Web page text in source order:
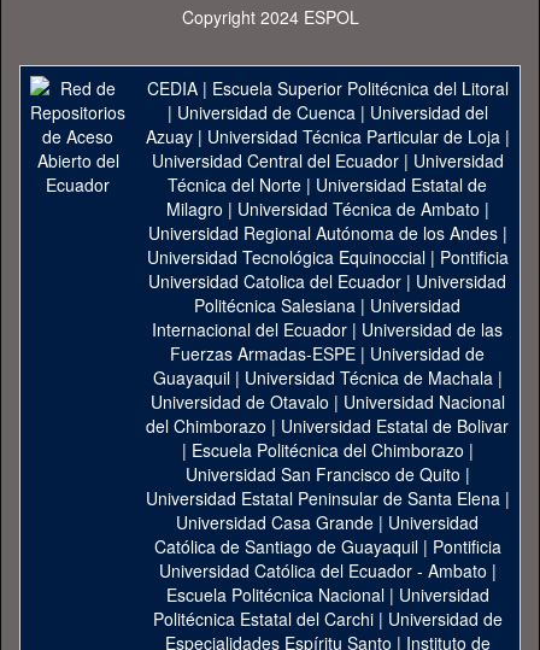
Copyright 2024 ESPOL
CEDIA| Escuela Superior Politécnica del Litoral
| Universidad de Cuenca| Universidad del
Azuay| Universidad Técnica Particular de Loja|
Universidad Central del Ecuador| Universidad
Técnica del Norte | Universidad Estatal de
Milagro | Universidad Técnica de Ambato |
Universidad Regional Autónoma de los Andes|
Universidad Tecnológica Equinoccial| Pontificia
Universidad Catolica del Ecuador | Universidad
Politécnica Salesiana | Universidad
Internacional del Ecuador | Universidad de las
Fuerzas Armadas-ESPE | Universidad de
Guayaquil| Universidad Técnica de Machala|
Universidad de Otavalo | Universidad Nacional
del Chimborazo | Universidad Estatal de Bolivar
| Escuela Politécnica del Chimborazo |
Universidad San Francisco de Quito |
Universidad Estatal Peninsular de Santa Elena|
Universidad Casa Grande | Universidad
Católica de Santiago de Guayaquil| Pontificia
Universidad Católica del Ecuador - Ambato |
Escuela Politécnica Nacional| Universidad
Politécnica Estatal del Carchi| Universidad de
Especialidades Espíritu Santo | Instituto de